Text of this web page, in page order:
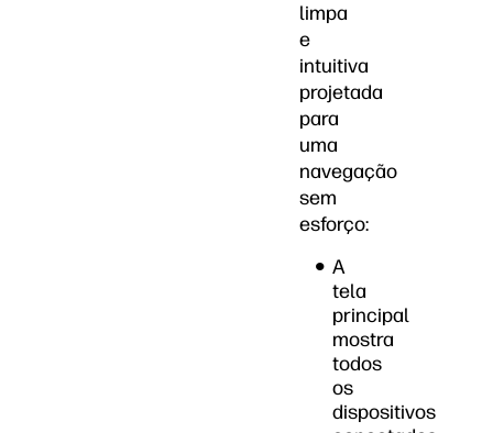
limpa
e
intuitiva
projetada
para
uma
navegação
sem
esforço:
A
tela
principal
mostra
todos
os
dispositivos